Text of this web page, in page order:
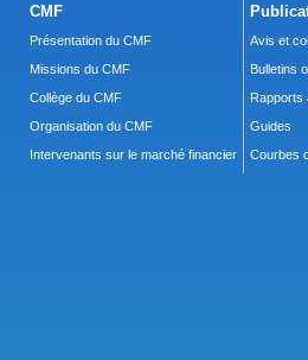
CMF
Présentation du CMF
Missions du CMF
Collège du CMF
Organisation du CMF
Intervenants sur le marché financier
Avis et
Bulletins
Rapports
Guides
Courbes